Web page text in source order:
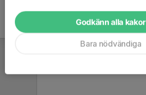
Godkänn alla kakor
Bara nödvändiga